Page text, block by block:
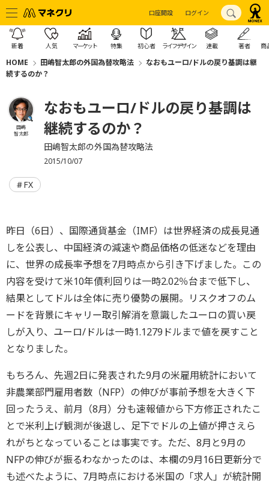
口座開設 ログイン
新着 人気 マーケット 特集 初心者 ライフデザイン 連載 著者 商
HOME 田嶋智太郎の外国為替攻略法
なおもユーロ/ドルの戻り基調は継
続するのか？
田嶋
智太郎
なおもユーロ/ドルの戻り基調は
継続するのか？
田嶋智太郎の外国為替攻略法
2015/10/07
FX
昨日（6日）、国際通貨基金（IMF）は世界経済の成長見通
しを公表し、中国経済の減速や商品価格の低迷などを理由
に、世界の成長率予想を7月時点から引き下げました。この
内容を受けて米10年債利回りは一時2.02％台まで低下し、
結果としてドルは全体に売り優勢の展開。リスクオフのム
ードを背景にキャリー取引解消を意識したユーロの買い戻
しが入り、ユーロ/ドルは一時1.1279ドルまで値を戻すこと
となりました。
もちろん、先週2日に発表された9月の米雇用統計において
非農業部門雇用者数（NFP）の伸びが事前予想を大きく下
回ったうえ、前月（8月）分も速報値から下方修正されたこ
とで米利上げ観測が後退し、足下でドルの上値が押さえら
れがちとなっていることは事実です。ただ、8月と9月の
NFPの伸びが振るわなかったのは、本欄の9月16日更新分で
も述べたように、7月時点における米国の「求人」が統計開